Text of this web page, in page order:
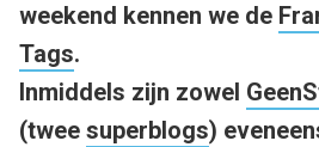
weekend kennen we de
Tags.
Inmiddels zijn zowel
(twee superblogs)